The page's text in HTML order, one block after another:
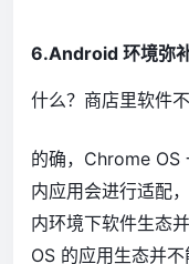
6.Android 环境弥
什么？商店里软件
的确，Chrome OS
内应用会进行适配
内环境下软件生态
OS 的应用生态并